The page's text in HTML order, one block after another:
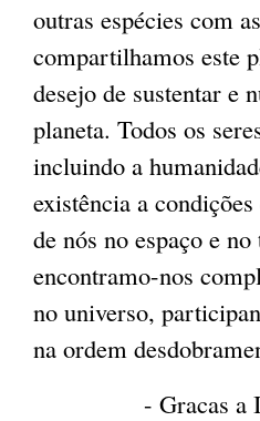
outras espécies com
compartilhamos este
desejo de sustentar e
planeta. Todos os
incluindo a
existência a
de nós no espaço e
encontramo-nos
no universo,
na ordem
- Gracas a